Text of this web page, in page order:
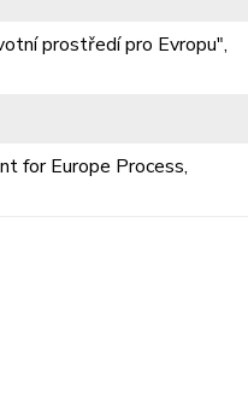
prostředí pro Evropu",
for Europe Process,